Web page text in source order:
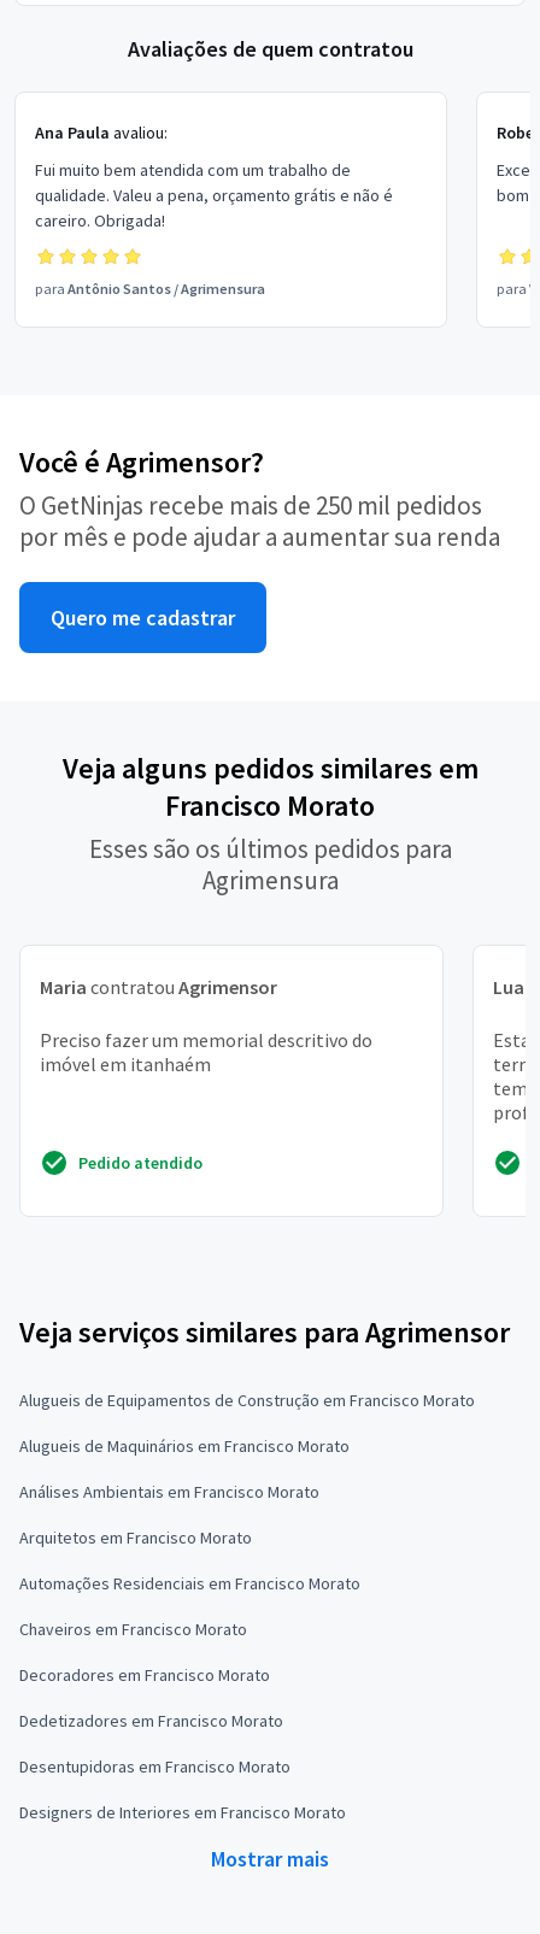
Avaliações de quem contratou
Ana Paula avaliou:
Fui muito bem atendida com um trabalho de
qualidade. Valeu a pena, orçamento grátis e não é
careiro. Obrigada!
para Antônio Santos /Agrimensura
bom
para
Você é Agrimensor?
O GetNinjas recebe mais de 250 mil pedidos
por mês e pode ajudar a aumentar sua renda
Quero me cadastrar
Veja alguns pedidos similares em
Francisco Morato
Esses são os últimos pedidos para
Agrimensura
Maria contratou Agrimensor
Preciso fazer um memorial descritivo do
imóvel em itanhaém
Pedido atendido
tem
Veja serviços similares para Agrimensor
Alugueis de Equipamentos de Construção em Francisco Morato
Alugueis de Maquinários em Francisco Morato
Análises Ambientais em Francisco Morato
Arquitetos em Francisco Morato
Automações Residenciais em Francisco Morato
Chaveiros em Francisco Morato
Decoradores em Francisco Morato
Dedetizadores em Francisco Morato
Desentupidoras em Francisco Morato
Designers de Interiores em Francisco Morato
Mostrar mais